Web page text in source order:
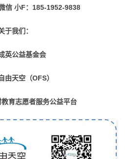
信 小F：185-1952-9838
于我们：
英公益基金会
由天空（OFS）
育志愿者服务公益平台